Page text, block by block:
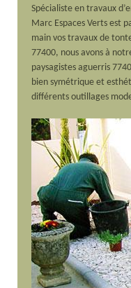
Spécialiste en travaux
Marc Espaces Verts est
main vos travaux de
77400, nous avons à
paysagistes aguerris
bien symétrique et
différents outillages